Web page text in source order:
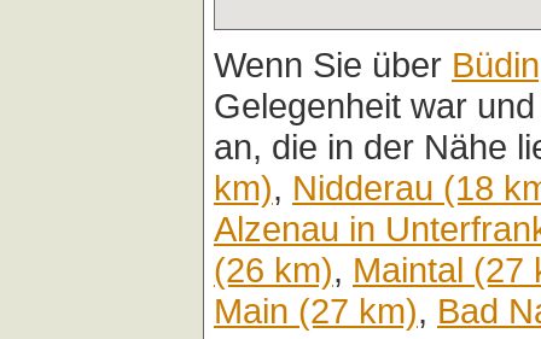
Wenn Sie über
Gelegenheit war
an, die in der Nähe
km), Nidderau (18
Alzenau in
(26 km), Maintal (27
Main (27 km), Bad